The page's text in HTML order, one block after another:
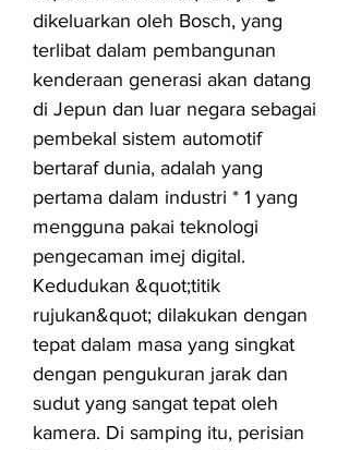
dikeluarkan oleh Bosch, yang
terlibat dalam pembangunan
kenderaan generasi akan datang
di Jepun dan luar negara sebagai
pembekal sistem automotif
bertaraf dunia, adalah yang
pertama dalam industri * 1 yang
mengguna pakai teknologi
pengecaman imej digital.
Kedudukan &quot;titik
rujukan&quot; dilakukan dengan
tepat dalam masa yang singkat
dengan pengukuran jarak dan
sudut yang sangat tepat oleh
kamera. Di samping itu, perisian